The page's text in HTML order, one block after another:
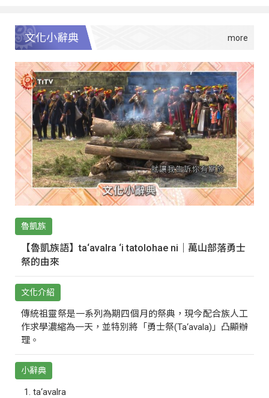
文化小辭典
魯凱族
【魯凱族語】ta‘avalra ‘i tatolohae ni｜萬山部落勇士
祭的由來
文化介紹
傳統祖靈祭是一系列為期四個月的祭典，現今配合族人工
作求學濃縮為一天，並特別將「勇士祭(Ta‘avala)」凸顯辦
理。
小辭典
ta‘avalra